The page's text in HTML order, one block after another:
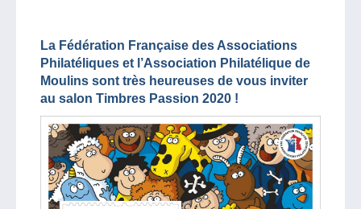
La Fédération Française des Associations
Philatéliques et l’Association Philatélique de
Moulins sont très heureuses de vous inviter
au salon Timbres Passion 2020 !